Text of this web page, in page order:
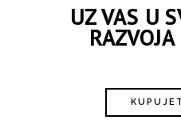
UZ VAS U